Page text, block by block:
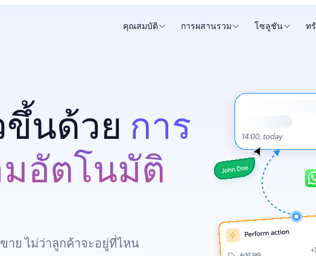
คุณสมบัติ การผสานรวม โซลูชัน ท
ขึ้นด้วย การ
อัตโนมัติ
ย ไม่ว่าลูกค้าจะอยู่ที่ไหน